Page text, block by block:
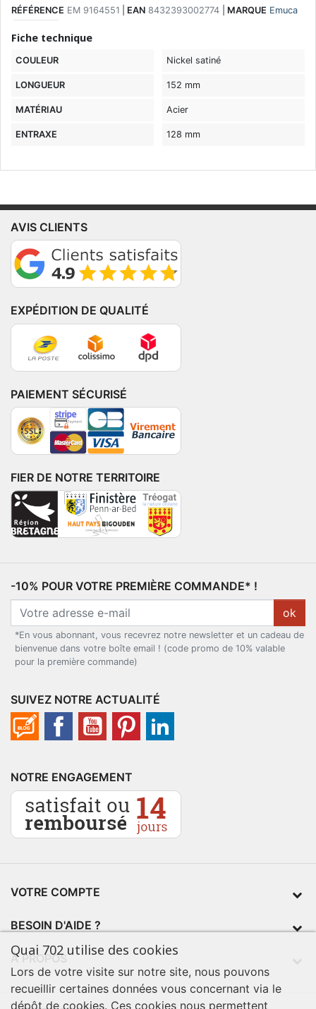
RÉFÉRENCE EM 9164551 EAN 8432393002774 MARQUE Emuca
Fiche technique
COULEUR Nickel satiné
LONGUEUR 152 mm
MATÉRIAU Acier
ENTRAXE 128 mm
AVIS CLIENTS
EXPÉDITION DE QUALITÉ
PAIEMENT SÉCURISÉ
FIER DE NOTRE TERRITOIRE
-10% POUR VOTRE PREMIÈRE COMMANDE* !
ok
*En vous abonnant, vous recevrez notre newsletter et un cadeau de
bienvenue dans votre boîte email ! (code promo de 10% valable
pour la première commande)
SUIVEZ NOTRE ACTUALITÉ
NOTRE ENGAGEMENT
VOTRE COMPTE
BESOIN D'AIDE ?
À PROPOS
Quai 702 utilise des cookies
Lors de votre visite sur notre site, nous pouvons
recueillir certaines données vous concernant via le
dépôt de cookies. Ces cookies nous permettent